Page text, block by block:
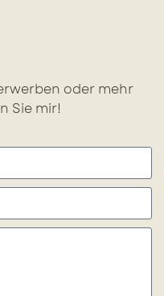
oder mehr
Sie mir!